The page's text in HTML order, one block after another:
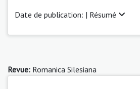
Date de publication: | Résumé
Revue: Romanica Silesiana